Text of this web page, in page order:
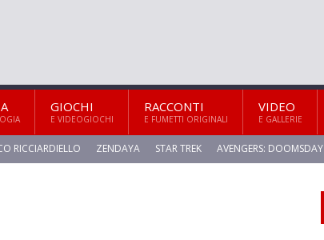
GIOCHI
E VIDEOGIOCHI
RACCONTI
E FUMETTI ORIGINALI
VIDEO
E GALLERIE
RICCIARDIELLO ZENDAYA STAR TREK AVENGERS: DOOMSDAY